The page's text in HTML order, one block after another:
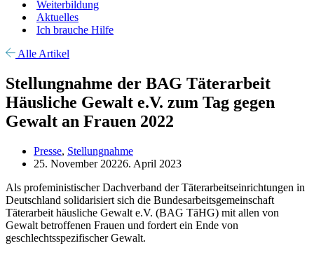
Weiterbildung
Aktuelles
Ich brauche Hilfe
Alle Artikel
Stellungnahme der BAG Täterarbeit
Häusliche Gewalt e.V. zum Tag gegen
Gewalt an Frauen 2022
Presse, Stellungnahme
25. November 20226. April 2023
Als profeministischer Dachverband der Täterarbeitseinrichtungen in
Deutschland solidarisiert sich die Bundesarbeitsgemeinschaft
Täterarbeit häusliche Gewalt e.V. (BAG TäHG) mit allen von
Gewalt betroffenen Frauen und fordert ein Ende von
geschlechtsspezifischer Gewalt.